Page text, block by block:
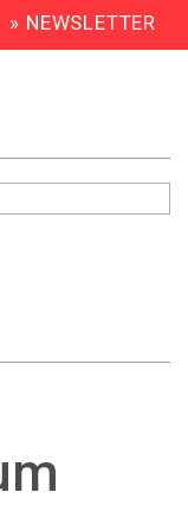
» NEWSLETTER